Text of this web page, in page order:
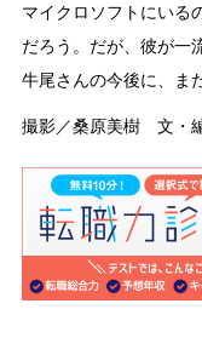
マイクロソフトにいる
だろう。だが、彼が一
牛尾さんの今後に、ま
撮影／桑原美樹 文・